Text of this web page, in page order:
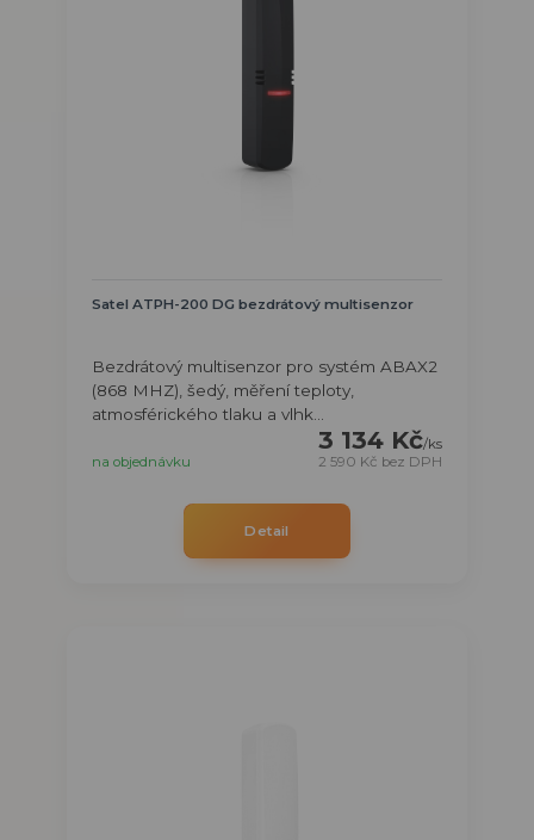
Satel ATPH-200 DG bezdrátový multisenzor
Bezdrátový multisenzor pro systém ABAX2
(868 MHZ), šedý, měření teploty,
atmosférického tlaku a vlhk...
3 134 Kč/ks
2 590 Kč bez DPH
na objednávku
Detail